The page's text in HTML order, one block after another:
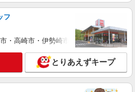
1200円
大阪市中央区内平野町3丁目
詳細を見る
会社 クリーンサービス部
フ
・高崎市・伊勢崎市・太田市・館林市
とりあえずキープ